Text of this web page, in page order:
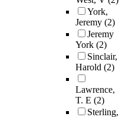
York,
Jeremy (2)
Jeremy
York (2)
Sinclair,
Harold (2)
Lawrence,
T. E (2)
Sterling,